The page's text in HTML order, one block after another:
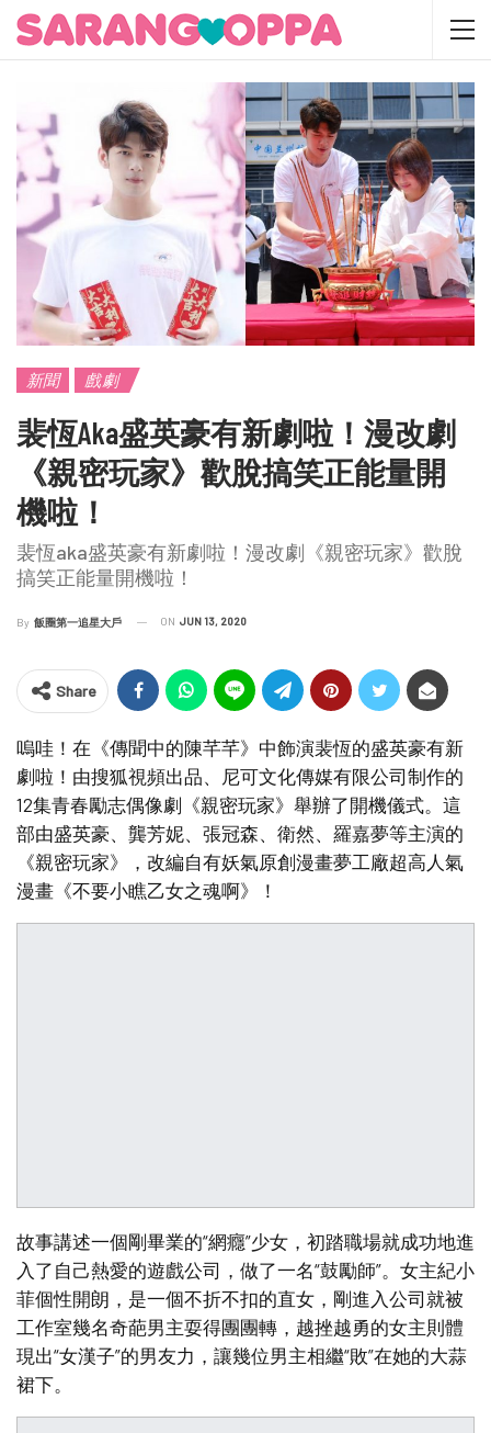
新聞 戲劇
裴恆aka盛英豪有新劇啦！漫改劇
《親密玩家》歡脫搞笑正能量開
機啦！
裴恆aka盛英豪有新劇啦！漫改劇《親密玩家》歡脫
搞笑正能量開機啦！
By 飯圈第一追星大戶 ON JUN 13, 2020
Share
嗚哇！在《傳聞中的陳芊芊》中飾演裴恆的盛英豪有新
劇啦！由搜狐視頻出品、尼可文化傳媒有限公司制作的
12集青春勵志偶像劇《親密玩家》舉辦了開機儀式。這
部由盛英豪、龔芳妮、張冠森、衛然、羅嘉夢等主演的
《親密玩家》，改編自有妖氣原創漫畫夢工廠超高人氣
漫畫《不要小瞧乙女之魂啊》！
故事講述一個剛畢業的“網癮”少女，初踏職場就成功地進
入了自己熱愛的遊戲公司，做了一名“鼓勵師”。女主紀小
菲個性開朗，是一個不折不扣的直女，剛進入公司就被
工作室幾名奇葩男主耍得團團轉，越挫越勇的女主則體
現出“女漢子”的男友力，讓幾位男主相繼“敗”在她的大蒜
裙下。